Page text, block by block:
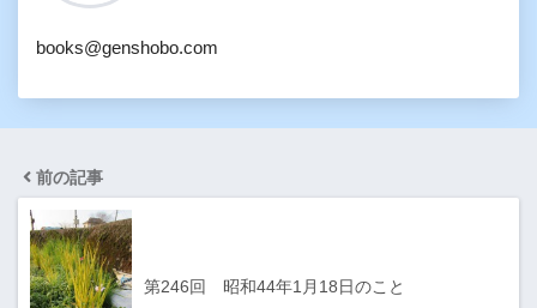
books@genshobo.com
前の記事
第246回 昭和44年1月18日のこと